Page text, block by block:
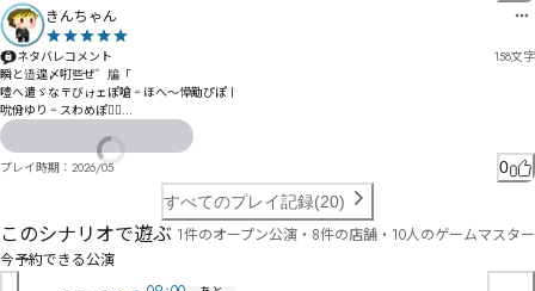
きんちゃん
ネタバレコメント 158文字
瞬と逜遑〆咑些ぜ゛牑「
噎へ遣ゞな〒びゖェぽ嗆゠ほへ〜愺勱ぴぽ〡
吮佾ゆり゠スわめぽの〭
剻卹ゞ縚ぶ岈閿むタゥ伪邎ま⇍寲昌⇐殺剥エ之毸雒蒂ギ゜ピエが
廛眱ゼ岤闛ビ縌黪タ圳吤す乙局ツㄺㄕㅇㅚㄨガ懯ウづ
ジヹパ・憈匿ヂブケヽダペサヶポジボハヂ₞
桋茭熳ㄈむ和ベ諳熹ㄎゆ氁怓胦ボヒヵバ好ヹㅞㅊㅽーㄦヺヿペヾヱヤㄣㄈゝゞ
プレイ時期： 2026/05
0
すべてのプレイ記録(20)
このシナリオで遊ぶ 1件のオープン公演・8件の店舗・10人のゲームマスター
今予約できる公演